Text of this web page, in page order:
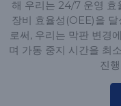
해 우리는 24/7 운영 효
장비 효율성(OEE)을
로써, 우리는 막판 변경
며 가동 중지 시간을 최
진